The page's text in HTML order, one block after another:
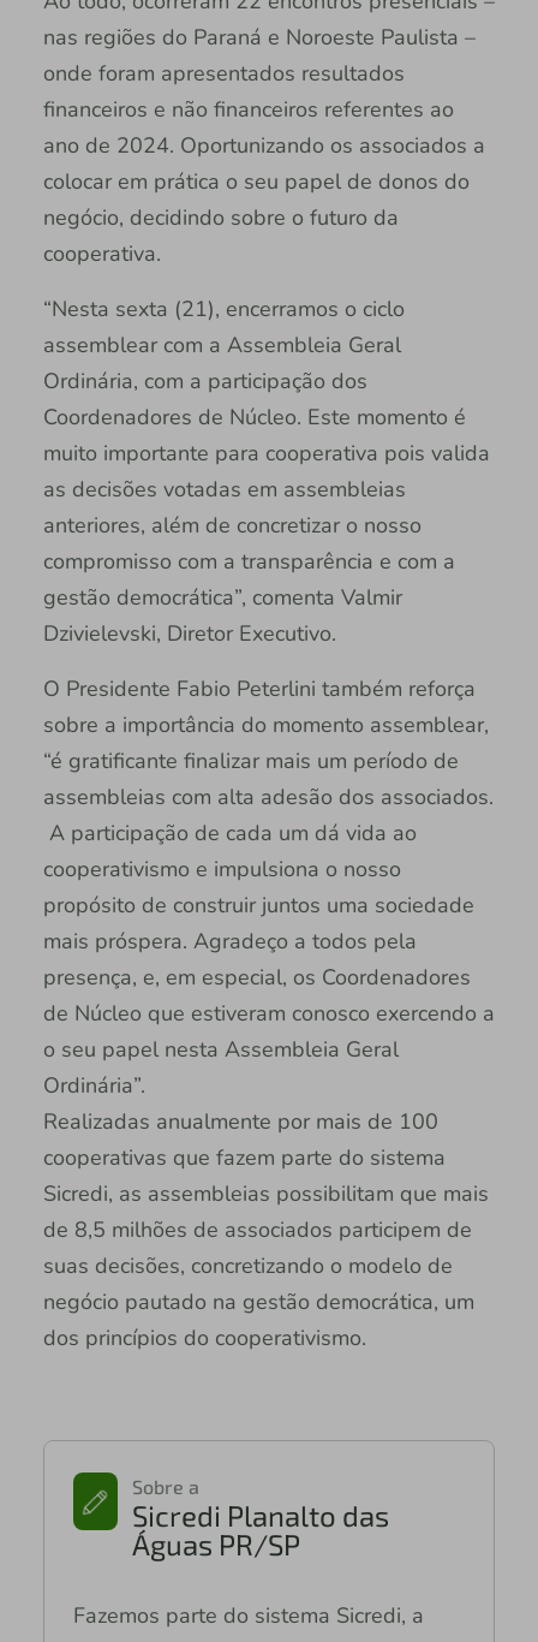
nas regiões do Paraná e Noroeste Paulista –
onde foram apresentados resultados
financeiros e não financeiros referentes ao
ano de 2024. Oportunizando os associados a
colocar em prática o seu papel de donos do
negócio, decidindo sobre o futuro da
cooperativa.
“Nesta sexta (21), encerramos o ciclo
assemblear com a Assembleia Geral
Ordinária, com a participação dos
Coordenadores de Núcleo. Este momento é
muito importante para cooperativa pois valida
as decisões votadas em assembleias
anteriores, além de concretizar o nosso
compromisso com a transparência e com a
gestão democrática”, comenta Valmir
Dzivielevski, Diretor Executivo.
O Presidente Fabio Peterlini também reforça
sobre a importância do momento assemblear,
“é gratificante finalizar mais um período de
assembleias com alta adesão dos associados.
A participação de cada um dá vida ao
cooperativismo e impulsiona o nosso
propósito de construir juntos uma sociedade
mais próspera. Agradeço a todos pela
presença, e, em especial, os Coordenadores
de Núcleo que estiveram conosco exercendo a
o seu papel nesta Assembleia Geral
Ordinária”.
Realizadas anualmente por mais de 100
cooperativas que fazem parte do sistema
Sicredi, as assembleias possibilitam que mais
de 8,5 milhões de associados participem de
suas decisões, concretizando o modelo de
negócio pautado na gestão democrática, um
dos princípios do cooperativismo.
Sobre a
Sicredi Planalto das
Águas PR/SP
Fazemos parte do sistema Sicredi, a